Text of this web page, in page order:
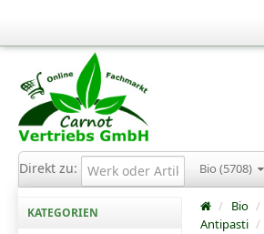
Direkt zu: Bio (5708)
KATEGORIEN / Bio /
Antipasti /